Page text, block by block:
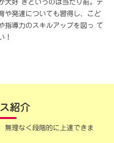
大好 きというのは当たり前。テ
や発達についても習得し、こど
指導力のスキルアップを図っ て
！
紹介
無理なく段階的に上達できま